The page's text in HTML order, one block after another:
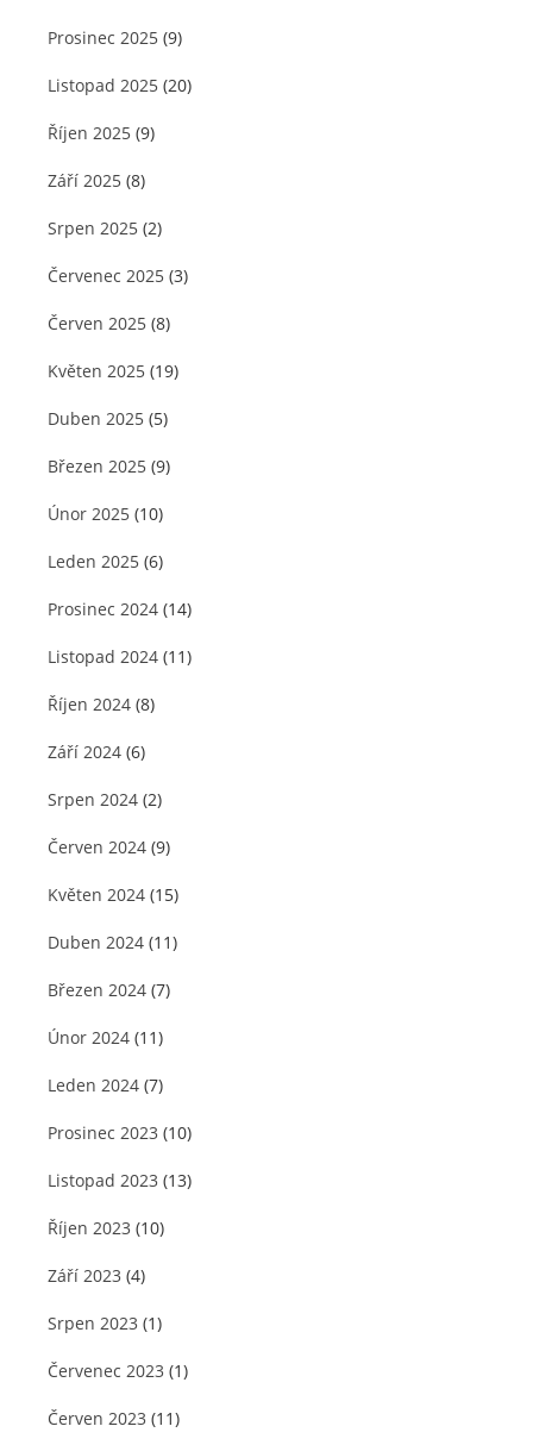
Prosinec 2025 (9)
Listopad 2025 (20)
Říjen 2025 (9)
Září 2025 (8)
Srpen 2025 (2)
Červenec 2025 (3)
Červen 2025 (8)
Květen 2025 (19)
Duben 2025 (5)
Březen 2025 (9)
Únor 2025 (10)
Leden 2025 (6)
Prosinec 2024 (14)
Listopad 2024 (11)
Říjen 2024 (8)
Září 2024 (6)
Srpen 2024 (2)
Červen 2024 (9)
Květen 2024 (15)
Duben 2024 (11)
Březen 2024 (7)
Únor 2024 (11)
Leden 2024 (7)
Prosinec 2023 (10)
Listopad 2023 (13)
Říjen 2023 (10)
Září 2023 (4)
Srpen 2023 (1)
Červenec 2023 (1)
Červen 2023 (11)